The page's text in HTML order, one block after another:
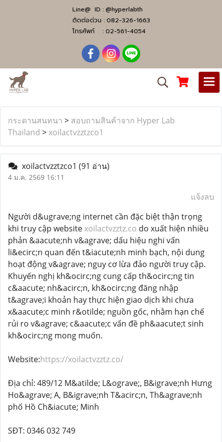
Line@ ID : @hyperlabth
ติดต่อด่วน : 082-326-1663
โทรศัพท์ : 02-561-4054
กระดานสนทนา > สอบถามสินค้าจาก Hyper Lab
Thailand >xoilactvzztzco1
xoilactvzztzco1 (91 อ่าน)
4 ม.ค. 2569 16:11
แจ้งลบ
Người d&ugrave;ng internet cần đặc biệt thận trọng
khi truy cập websitexoilactvzztz.co do xuất hiện nhiều
phản &aacute;nh v&agrave; dấu hiệu nghi vấn
li&ecirc;n quan đến t&iacute;nh minh bạch, nội dung
hoạt động v&agrave; nguy cơ lừa đảo người truy cập.
Khuyến nghị kh&ocirc;ng cung cấp th&ocirc;ng tin
c&aacute; nh&acirc;n, kh&ocirc;ng đăng nhập
t&agrave;i khoản hay thực hiện giao dịch khi chưa
x&aacute;c minh r&otilde; nguồn gốc, nhằm hạn chế
rủi ro v&agrave; c&aacute;c vấn đề ph&aacute;t sinh
kh&ocirc;ng mong muốn.
Website:https://xoilactvzztz.co/
Địa chỉ: 489/12 M&atilde; L&ograve;, B&igrave;nh Hưng
Ho&agrave; A, B&igrave;nh T&acirc;n, Th&agrave;nh
phố Hồ Ch&iacute; Minh
SĐT: 0346 032 749